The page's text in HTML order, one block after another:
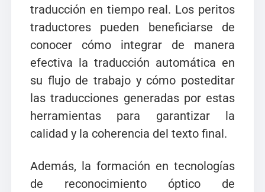
traducción en tiempo real. Los peritos
traductores pueden beneficiarse de
conocer cómo integrar de manera
efectiva la traducción automática en
su flujo de trabajo y cómo posteditar
las traducciones generadas por estas
herramientas para garantizar la
calidad y la coherencia del texto final.
Además, la formación en tecnologías
de reconocimiento óptico de